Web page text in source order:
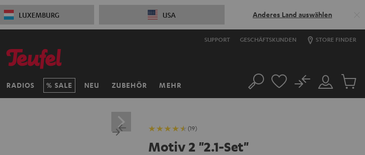
LUXEMBURG USA Anderes Land auswählen
SUPPORT GESCHÄFTSKUNDEN STORE FINDER
RADIOS SALE NEU ZUBEHÖR MEHR Suche
Mein
Konto
No
Artikel
(19)
Motiv 2 "2.1-Set"